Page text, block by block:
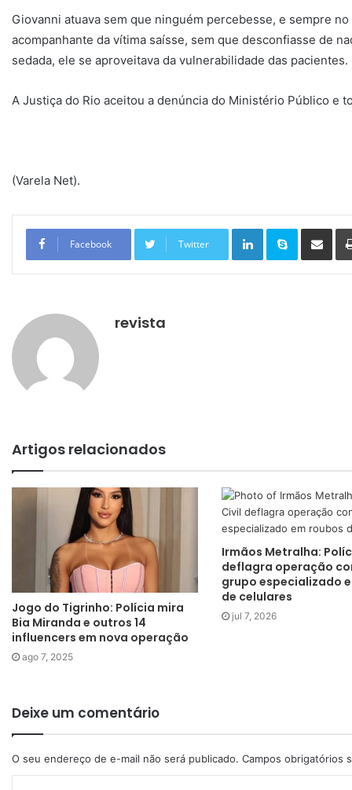
Giovanni atuava sem que ninguém percebesse, e sempre
acompanhante da vítima saísse, sem que desconfiasse de
sedada, ele se aproveitava da vulnerabilidade das pacientes.
A Justiça do Rio aceitou a denúncia do Ministério Público e
(Varela Net).
Facebook Twitter
Linkedin Skype
revista
Artigos relacionados
Jogo do Tigrinho: Polícia mira
Bia Miranda e outros 14
influencers em nova operação
ago 7, 2025
Irmãos Metralha:
deflagra operação
grupo especializado
de celulares
jul 7, 2026
Deixe um comentário
O seu endereço de e-mail não será publicado. Campos obrigatórios